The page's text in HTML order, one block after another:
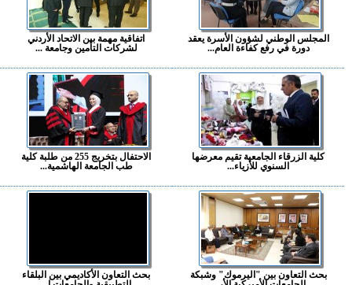
المجلس الوطني لشؤون الأسرة يعقد
دورة في رفع كفاءة العام...
اتفاقية مهمة بين الاتحاد الأردني
لشركات التأمين وجامعة ...
كلية الزرقاء الجامعية تقيم معرضها
السنوي للأزياء...
الاحتفال بتخريج 255 من طلبة كلية
طب الجامعة الهاشمية...
بحث التعاون بين "اليرموك" وشبكة
بحث التعاون الأكاديمي بين البلقاء